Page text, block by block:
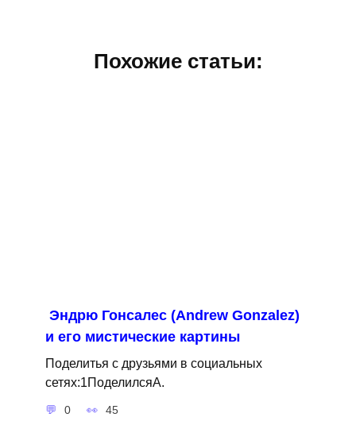
Похожие статьи:
Эндрю Гонсалес (Andrew Gonzalez)
и его мистические картины
Поделитья с друзьями в социальных
сетях:1ПоделилсяA.
0 45